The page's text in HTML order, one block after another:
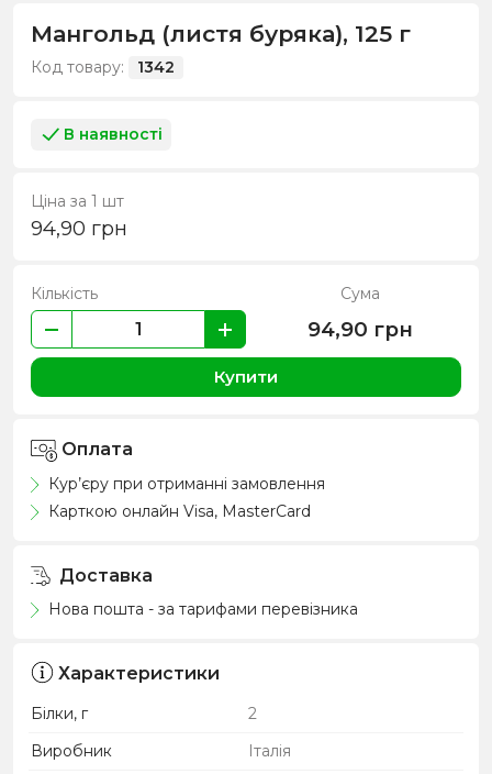
Мангольд (листя буряка), 125 г
Код товару: 1342
В наявності
Ціна за 1 шт
94,90 грн
Кількість Сума
94,90 грн
Купити
Оплата
Кур’єру при отриманні замовлення
Карткою онлайн Visa, MasterCard
Доставка
Нова пошта - за тарифами перевізника
Характеристики
Білки, г
2
Виробник
Італія